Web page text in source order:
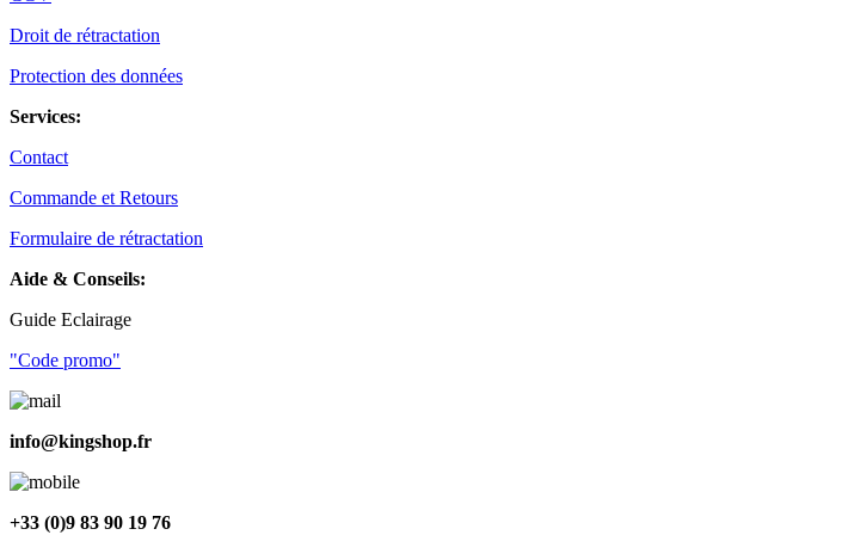
Droit de rétractation
Protection des données
Services:
Contact
Commande et Retours
Formulaire de rétractation
Aide & Conseils:
Guide Eclairage
"Code promo"
info@kingshop.fr
+33 (0)9 83 90 19 76